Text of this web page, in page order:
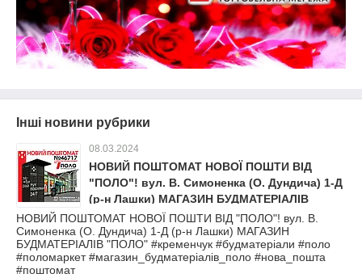
Інші новини рубрики
08.03.2024
НОВИЙ ПОШТОМАТ НОВОЇ ПОШТИ ВІД
"ПОЛО"! вул. В. Симоненка (О. Дундича) 1-Д
(р-н Лашки) МАГАЗИН БУДМАТЕРІАЛІВ
"ПОЛО" #кременчук #будматеріали #поло
#поломаркет #магазин_будматеріалів_поло
#нова_пошта #поштомат
НОВИЙ ПОШТОМАТ НОВОЇ ПОШТИ ВІД "ПОЛО"! вул. В.
Симоненка (О. Дундича) 1-Д (р-н Лашки) МАГАЗИН
БУДМАТЕРІАЛІВ "ПОЛО" #кременчук #будматеріали #поло
#поломаркет #магазин_будматеріалів_поло #нова_пошта
#поштомат